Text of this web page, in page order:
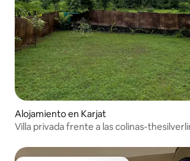
Alojamiento en Karjat
Villa privada frente a las colinas-